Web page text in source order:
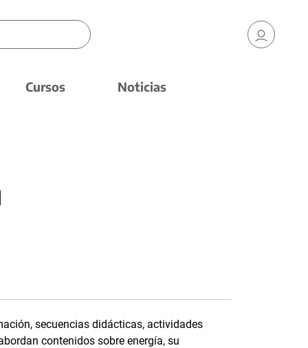
Cursos Noticias
secuencias didácticas, actividades
contenidos sobre energía, su